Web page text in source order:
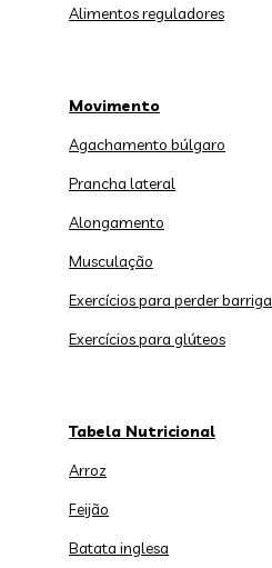
Alimentos reguladores
Movimento
Agachamento búlgaro
Prancha lateral
Alongamento
Musculação
Exercícios para perder barriga
Exercícios para glúteos
Tabela Nutricional
Arroz
Feijão
Batata inglesa